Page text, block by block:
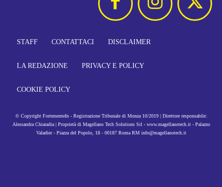
STAFF CONTATTACI DISCLAIMER
LA REDAZIONE PRIVACY E POLICY
COOKIE POLICY
© Copyright FortementeIn - Registrazione Tribunale di Monza 10/2019 | Direttore responsabile:
Alessandra Chiaradia | Proprietà di Magellano Tech Solutions Srl - www.magellanotech.it - Palazzo
Valadier - Piazza del Popolo, 18 - 00187 Roma RM info@magellanotech.it